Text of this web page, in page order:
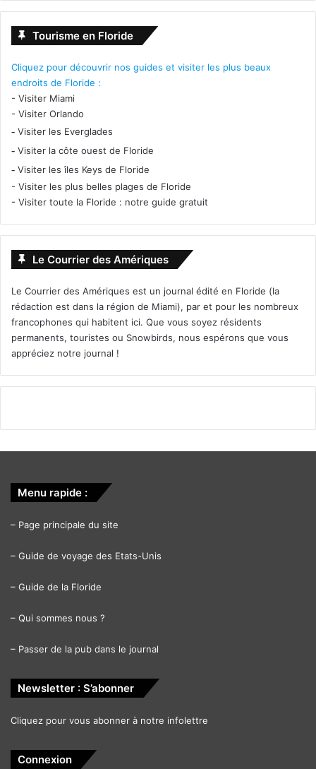
Tourisme en Floride
Cliquez pour découvrir nos guides et visiter les plus beaux
endroits de Floride :
- Visiter Miami
- Visiter Orlando
- Visiter les Everglades
- Visiter la côte ouest de Floride
- Visiter les îles Keys de Floride
- Visiter les plus belles plages de Floride
- Visiter toute la Floride : notre guide gratuit
Le Courrier des Amériques
Le Courrier des Amériques est un journal édité en Floride (la
rédaction est dans la région de Miami), par et pour les nombreux
francophones qui habitent ici. Que vous soyez résidents
permanents, touristes ou Snowbirds, nous espérons que vous
appréciez notre journal !
Menu rapide :
– Page principale du site
– Guide de voyage des Etats-Unis
– Guide de la Floride
– Qui sommes nous ?
– Passer de la pub dans le journal
Newsletter : S’abonner
Cliquez pour vous abonner à notre infolettre
Connexion